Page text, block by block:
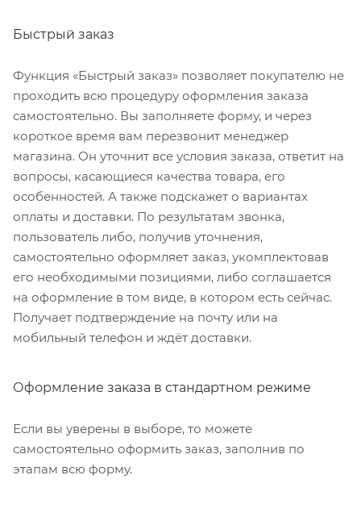
Быстрый заказ
Функция «Быстрый заказ» позволяет покупателю не
проходить всю процедуру оформления заказа
самостоятельно. Вы заполняете форму, и через
короткое время вам перезвонит менеджер
магазина. Он уточнит все условия заказа, ответит на
вопросы, касающиеся качества товара, его
особенностей. А также подскажет о вариантах
оплаты и доставки. По результатам звонка,
пользователь либо, получив уточнения,
самостоятельно оформляет заказ, укомплектовав
его необходимыми позициями, либо соглашается
на оформление в том виде, в котором есть сейчас.
Получает подтверждение на почту или на
мобильный телефон и ждёт доставки.
Оформление заказа в стандартном режиме
Если вы уверены в выборе, то можете
самостоятельно оформить заказ, заполнив по
этапам всю форму.